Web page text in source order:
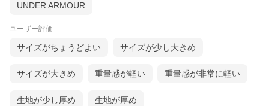
UNDER ARMOUR
ユーザー評価
サイズがちょうどよい サイズが少し大きめ
サイズが大きめ 重量感が軽い 重量感が非常に軽い
生地が少し厚め 生地が厚め